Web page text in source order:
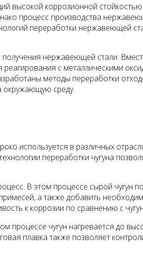
высокой коррозионной
процесс производства
переработки нержавеющей
нержавеющей стали.
реагирования с металлическими
методы переработки
окружающую среду.
используется в различных
переработки чугуна
В этом процессе сырой чугун
а также добавить
к коррозии по сравнению с
процессе чугун нагревается до
плавка также позволяет